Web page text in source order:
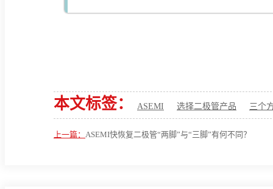
本文标签： ASEMI 选择二极管产品 三个
上一篇： ASEMI快恢复二极管“两脚”与“三脚”有何不同？